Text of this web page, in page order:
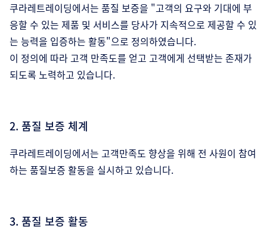
쿠라레트레이딩에서는 품질 보증을 "고객의 요구와 기대에 부
응할 수 있는 제품 및 서비스를 당사가 지속적으로 제공할 수 있
는 능력을 입증하는 활동"으로 정의하였습니다.
이 정의에 따라 고객 만족도를 얻고 고객에게 선택받는 존재가
되도록 노력하고 있습니다.
2. 품질 보증 체계
쿠라레트레이딩에서는 고객만족도 향상을 위해 전 사원이 참여
하는 품질보증 활동을 실시하고 있습니다.
3. 품질 보증 활동